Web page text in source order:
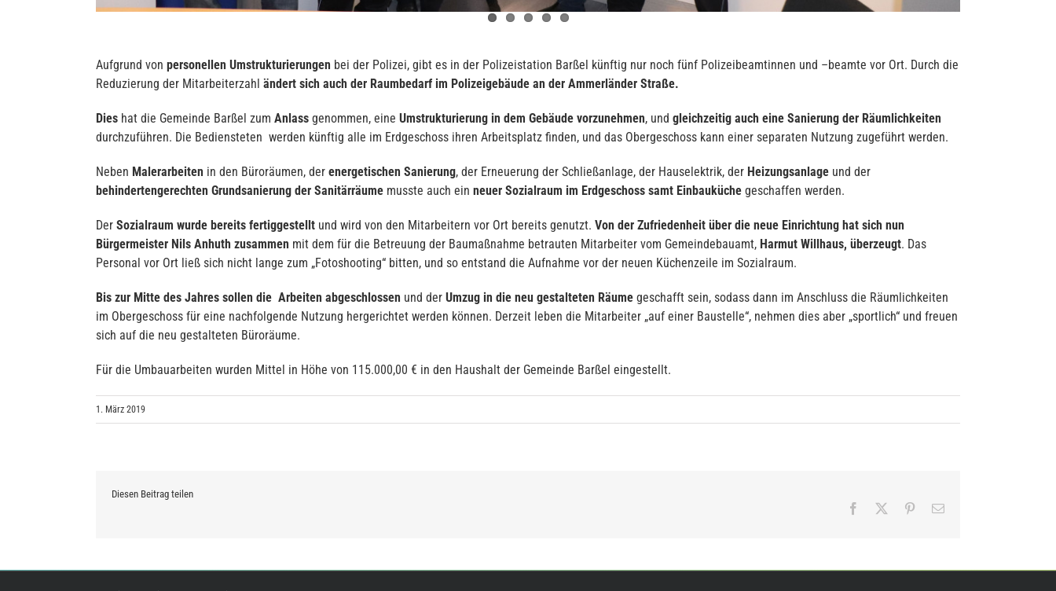
Aufgrund von personellen Umstrukturierungen bei der Polizei, gibt es in der Polizeistation Barßel künftig nur noch fünf Polizeibeamtinnen und –beamte vor Ort. Durch die
Reduzierung der Mitarbeiterzahl ändert sich auch der Raumbedarf im Polizeigebäude an der Ammerländer Straße.
Dies hat die Gemeinde Barßel zum Anlass genommen, eine Umstrukturierung in dem Gebäude vorzunehmen, und gleichzeitig auch eine Sanierung der Räumlichkeiten
durchzuführen. Die Bediensteten werden künftig alle im Erdgeschoss ihren Arbeitsplatz finden, und das Obergeschoss kann einer separaten Nutzung zugeführt werden.
Neben Malerarbeiten in den Büroräumen, der energetischen Sanierung, der Erneuerung der Schließanlage, der Hauselektrik, der Heizungsanlage und der
behindertengerechten Grundsanierung der Sanitärräume musste auch ein neuer Sozialraum im Erdgeschoss samt Einbauküche geschaffen werden.
Der Sozialraum wurde bereits fertiggestellt und wird von den Mitarbeitern vor Ort bereits genutzt. Von der Zufriedenheit über die neue Einrichtung hat sich nun
Bürgermeister Nils Anhuth zusammen mit dem für die Betreuung der Baumaßnahme betrauten Mitarbeiter vom Gemeindebauamt, Harmut Willhaus, überzeugt. Das
Personal vor Ort ließ sich nicht lange zum „Fotoshooting“ bitten, und so entstand die Aufnahme vor der neuen Küchenzeile im Sozialraum.
Bis zur Mitte des Jahres sollen die Arbeiten abgeschlossen und der Umzug in die neu gestalteten Räume geschafft sein, sodass dann im Anschluss die Räumlichkeiten
im Obergeschoss für eine nachfolgende Nutzung hergerichtet werden können. Derzeit leben die Mitarbeiter „auf einer Baustelle“, nehmen dies aber „sportlich“ und freuen
sich auf die neu gestalteten Büroräume.
Für die Umbauarbeiten wurden Mittel in Höhe von 115.000,00 € in den Haushalt der Gemeinde Barßel eingestellt.
1. März 2019
Diesen Beitrag teilen
Facebook Pinterest
E-